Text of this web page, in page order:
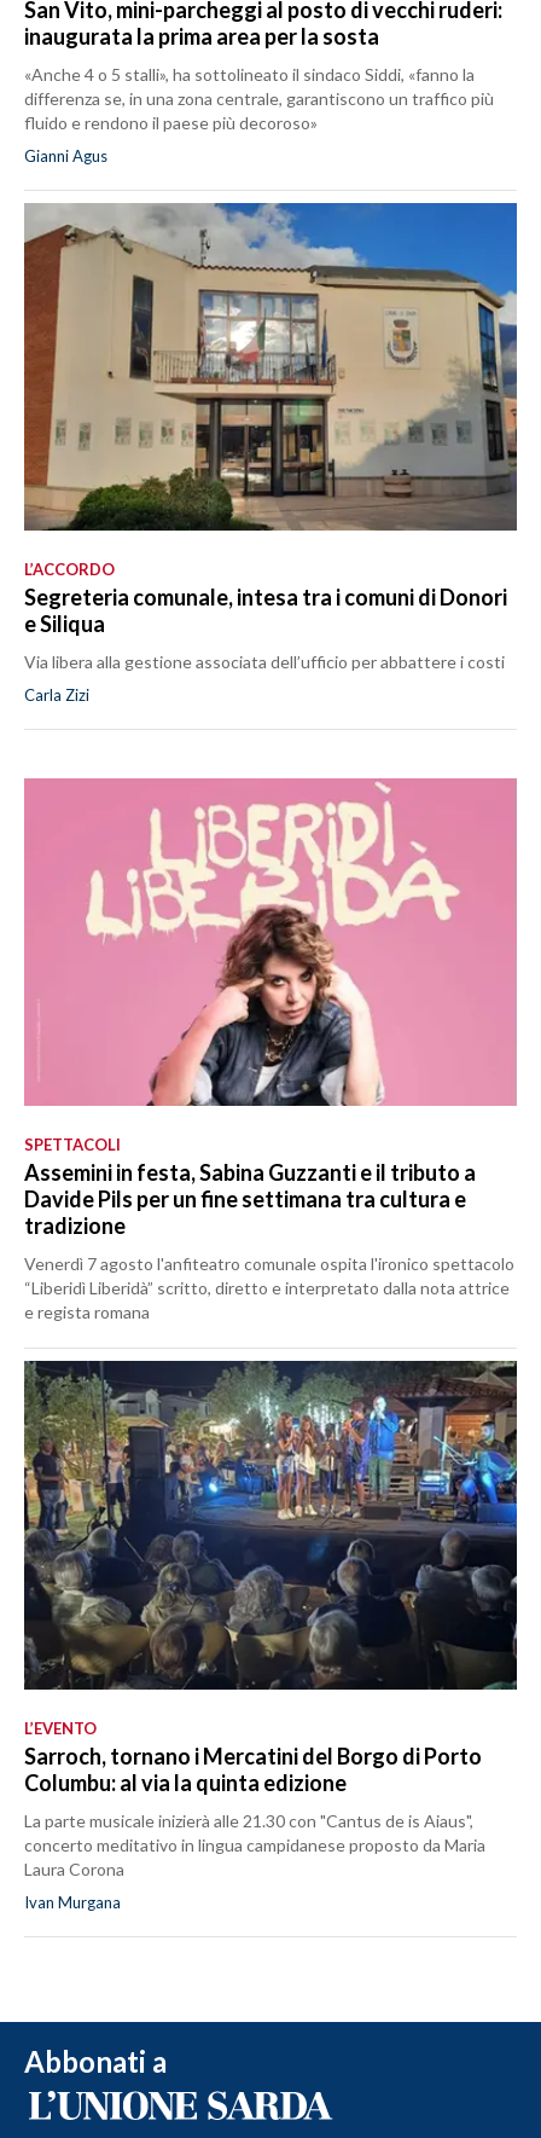
San Vito, mini-parcheggi al posto di vecchi ruderi:
inaugurata la prima area per la sosta
«Anche 4 o 5 stalli», ha sottolineato il sindaco Siddi, «fanno la
differenza se, in una zona centrale, garantiscono un traffico più
fluido e rendono il paese più decoroso»
Gianni Agus
L’ACCORDO
Segreteria comunale, intesa tra i comuni di Donori
e Siliqua
Via libera alla gestione associata dell’ufficio per abbattere i costi
Carla Zizi
SPETTACOLI
Assemini in festa, Sabina Guzzanti e il tributo a
Davide Pils per un fine settimana tra cultura e
tradizione
Venerdì 7 agosto l'anfiteatro comunale ospita l'ironico spettacolo
“Liberidì Liberidà” scritto, diretto e interpretato dalla nota attrice
e regista romana
L’EVENTO
Sarroch, tornano i Mercatini del Borgo di Porto
Columbu: al via la quinta edizione
La parte musicale inizierà alle 21.30 con "Cantus de is Aiaus",
concerto meditativo in lingua campidanese proposto da Maria
Laura Corona
Ivan Murgana
Abbonati a